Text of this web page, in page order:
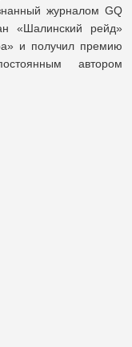
журналом GQ
«Шалинский рейд»
и получил премию
автором